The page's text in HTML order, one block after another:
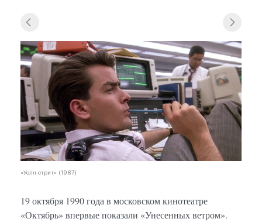
«Уолл-стрит» (1987)
19 октября 1990 года в московском кинотеатре
«Октябрь» впервые показали «Унесенных ветром».